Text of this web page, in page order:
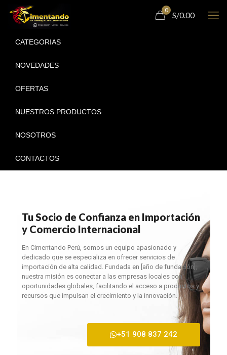
CATEGORIAS
NOVEDADES
OFERTAS
NUESTROS PRODUCTOS
NOSOTROS
CONTACTOS
0
S/0.00
Tu Socio de Confianza en Importación
y Comercio Internacional
En Cimentando Perú, somos un equipo apasionado y
dedicado que se especializa en ofrecer servicios de
importación de alta calidad. Fundada en [año de fundación],
nuestra misión es conectar a las empresas locales con
oportunidades globales, facilitando el acceso a productos y
recursos que impulsan el crecimiento y la innovación.
+51 908 837 242